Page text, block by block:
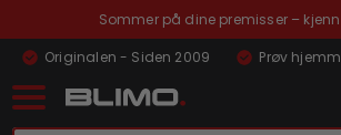
Sommer på dine premisser –
Originalen - Siden 2009
Prøv